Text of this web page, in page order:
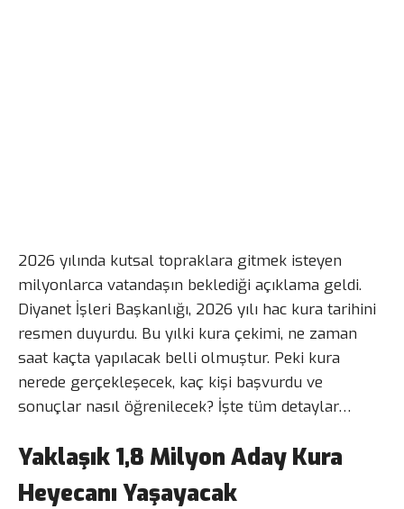
2026 yılında kutsal topraklara gitmek isteyen
milyonlarca vatandaşın beklediği açıklama geldi.
Diyanet İşleri Başkanlığı, 2026 yılı hac kura tarihini
resmen duyurdu. Bu yılki kura çekimi, ne zaman
saat kaçta yapılacak belli olmuştur. Peki kura
nerede gerçekleşecek, kaç kişi başvurdu ve
sonuçlar nasıl öğrenilecek? İşte tüm detaylar…
Yaklaşık 1,8 Milyon Aday Kura
Heyecanı Yaşayacak